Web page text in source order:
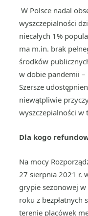
W Polsce nadal
wyszczepialności
niecałych 1%
ma m.in. brak
środków
w dobie pandemii
Szersze
niewątpliwie
wyszczepialności
Dla kogo
Na mocy
27 sierpnia 2021 r.
grypie sezonowej
roku z bezpłatnych
terenie placówek